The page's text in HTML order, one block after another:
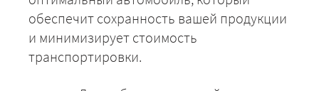
обеспечит сохранность вашей продукции
и минимизирует стоимость
транспортировки.